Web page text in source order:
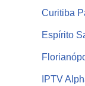
Curitiba
Espírito
IPTV